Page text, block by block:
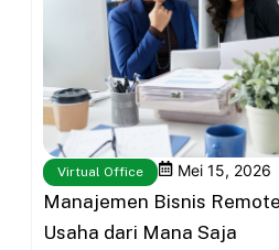
Virtual Office Mei 15, 2026
Manajemen Bisnis
Usaha dari Mana Saja